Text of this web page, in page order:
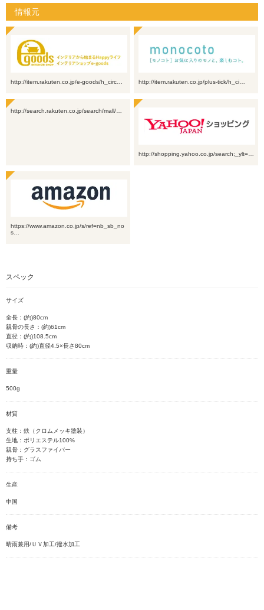
情報元
http://item.rakuten.co.jp/e-goods/h_circ… http://item.rakuten.co.jp/plus-tick/h_ci…
http://search.rakuten.co.jp/search/mall/…
http://shopping.yahoo.co.jp/search;_ylt=…
https://www.amazon.co.jp/s/ref=nb_sb_no
s…
スペック
サイズ
全長：(約)80cm
親骨の長さ：(約)61cm
直径：(約)108.5cm
収納時：(約)直径4.5×長さ80cm
重量
500g
材質
支柱：鉄（クロムメッキ塗装）
生地：ポリエステル100%
親骨：グラスファイバー
持ち手：ゴム
生産
中国
備考
晴雨兼用/ＵＶ加工/撥水加工